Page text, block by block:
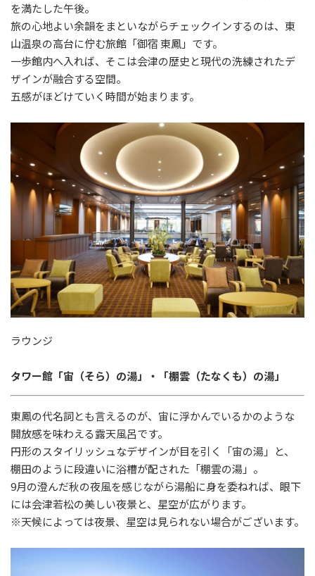
を満たした午後。
旅の心地よい余韻をまといながらチェックインするのは、東
山温泉の高台に佇む旅館「御宿 東鳳」です。
一歩館内へ入れば、そこは会津の歴史と現代の洗練されたデ
ザインが融合する空間。
五感がほどけていく時間が始まります。
ラウンジ
タワー館「宙（そら）の湯」・「棚雲（たなくも）の湯」
東鳳の代名詞とも言えるのが、宙に浮かんでいるかのような
開放感を味わえる露天風呂です。
円形のスタイリッシュなデザインが目を引く「宙の湯」と、
棚田のように段違いに浴槽が配された「棚雲の湯」。
9月の澄んだ秋の夜風を感じながら湯船に身を委ねれば、眼下
には会津若松の美しい夜景と、星空が広がります。
※天候によっては夜景、星空は見られない場合がございます。